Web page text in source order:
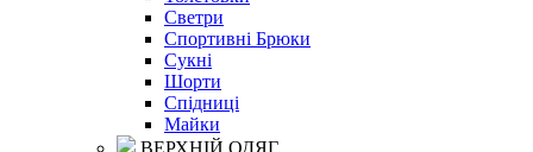
Светри
Спортивні Брюки
Сукні
Шорти
Спідниці
Майки
ВЕРХНІЙ ОДЯГ